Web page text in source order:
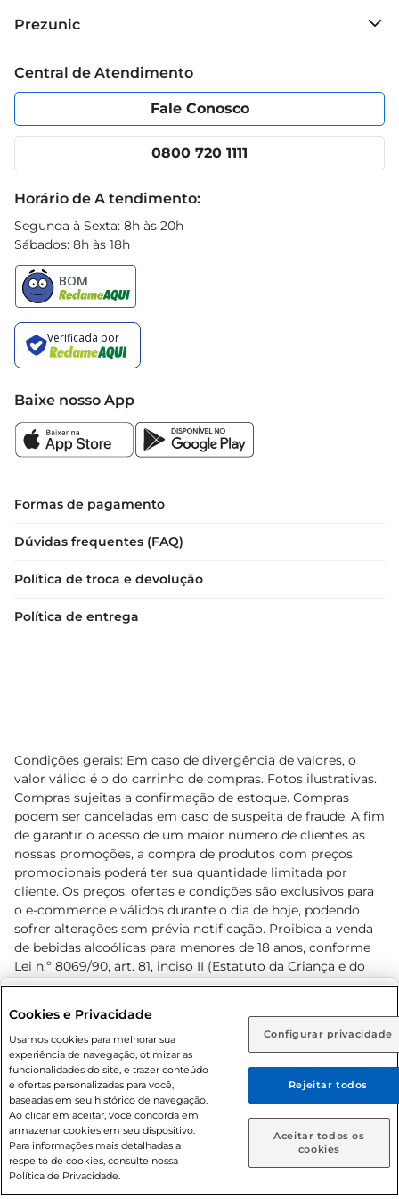
Rio de Janeiro (RJ) Goiás (GO)
Ou
Caso queira comprar online, informe como deseja receber
suas compras:
Entrega em casa Retire em Loja
dermatologicamente testado, garantindo
Grupo Cencosud
Política de Privacidade
Portal do fornecedor
Cencosud Media
Prezunic
Código de Ética
App Prezunic
Central de Atendimento
Fale Conosco
0800 720 1111
Horário de A tendimento:
Segunda à Sexta: 8h às 20h
Sábados: 8h às 18h
Baixe nosso App
Formas de pagamento
Dúvidas frequentes (FAQ)
Política de troca e devolução
Política de entrega
Condições gerais: Em caso de divergência de valores, o
valor válido é o do carrinho de compras. Fotos ilustrativas.
Compras sujeitas a confirmação de estoque. Compras
podem ser canceladas em caso de suspeita de fraude. A fim
de garantir o acesso de um maior número de clientes as
nossas promoções, a compra de produtos com preços
promocionais poderá ter sua quantidade limitada por
cliente. Os preços, ofertas e condições são exclusivos para
o e-commerce e válidos durante o dia de hoje, podendo
sofrer alterações sem prévia notificação. Proibida a venda
de bebidas alcoólicas para menores de 18 anos, conforme
Lei n.º 8069/90, art. 81, inciso II (Estatuto da Criança e do
Adolescente). Preços e condições exclusivos para o
prévio. O valor mínimo para as compras on-line é de R$
80,00.
© 2026 Copyright. Todos os direitos
reservados Prezunic.
Cookies e Privacidade
Usamos cookies para melhorar sua
experiência de navegação, otimizar as
funcionalidades do site, e trazer conteúdo
e ofertas personalizadas para você,
baseadas em seu histórico de navegação.
Ao clicar em aceitar, você concorda em
armazenar cookies em seu dispositivo.
Para informações mais detalhadas a
respeito de cookies, consulte nossa
Política de Privacidade.
Configurar privacidade
Rejeitar todos
Aceitar todos os
cookies